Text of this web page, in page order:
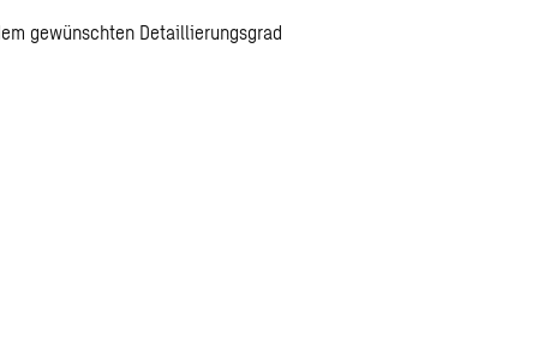
gewünschten Detaillierungsgrad